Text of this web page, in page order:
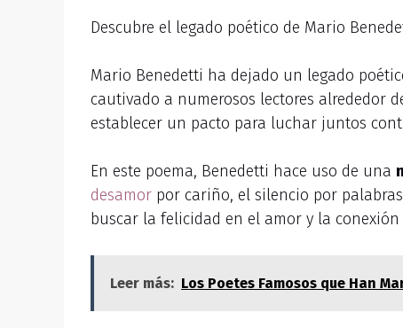
Descubre el legado poético de Mario
Mario Benedetti ha dejado un legado
cautivado a numerosos lectores alrededor
establecer un pacto para luchar juntos
En este poema, Benedetti hace uso de una
desamor por cariño, el silencio por
buscar la felicidad en el amor y la conexión
Leer más: Los Poetes Famosos que Han